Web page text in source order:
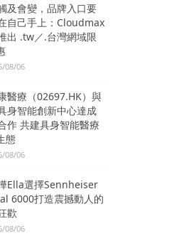
及會變，品牌入口要
自己手上：Cloudmax
出 .tw／.台灣網域限
08/06
醫療（02697.HK）與
身智能創新中心達成
作 共建具身智能醫療
態
08/06
Ella選擇Sennheiser
6000打造震撼動人的
歡
08/06